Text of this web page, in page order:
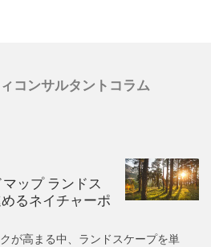
コンサルタントコラム
ップ ランドス
るネイチャーポ
が高まる中、ランドスケープを単